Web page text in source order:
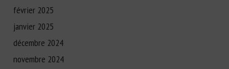
février 2025
janvier 2025
décembre 2024
novembre 2024